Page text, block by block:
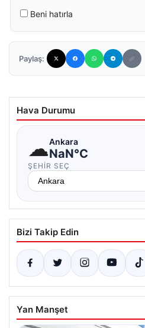
Beni hatırla
Paylaş:
Hava Durumu
☁Ankara
NaN°C
ŞEHIR SEÇ
Bizi Takip Edin
Yan Manşet